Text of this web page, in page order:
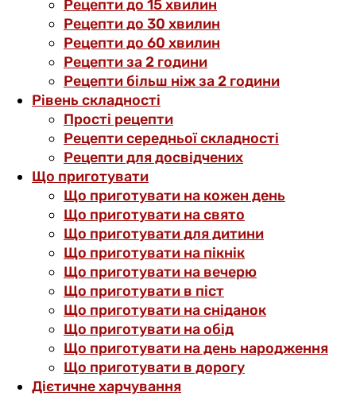
Рецепти до 15 хвилин
Рецепти до 30 хвилин
Рецепти до 60 хвилин
Рецепти за 2 години
Рецепти більш ніж за 2 години
Рівень складності
Прості рецепти
Рецепти середньої складності
Рецепти для досвідчених
Що приготувати
Що приготувати на кожен день
Що приготувати на свято
Що приготувати для дитини
Що приготувати на пікнік
Що приготувати на вечерю
Що приготувати в піст
Що приготувати на сніданок
Що приготувати на обід
Що приготувати на день народження
Що приготувати в дорогу
Дієтичне харчування